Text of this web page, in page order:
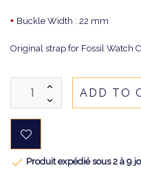
• Buckle Width : 22 mm
Original strap for Fossil Watch
ADD TO
 Produit expédié sous 2 à 9